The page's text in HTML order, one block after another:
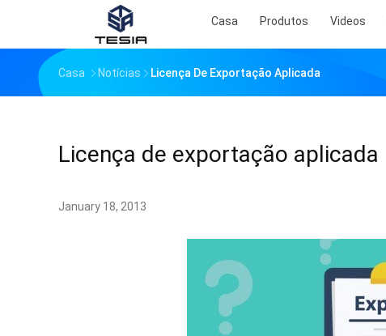
Casa Produtos Videos
Casa Notícias Licença De Exportação Aplicada
Licença de exportação aplicada
January 18, 2013